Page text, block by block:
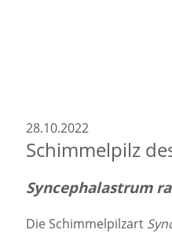
28.10.2022
Schimmelpilz
Syncephalastrum
Die Schimmelpilzart